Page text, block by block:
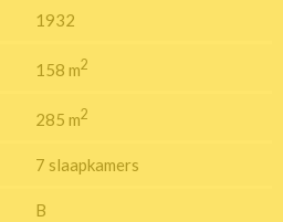
1932
158 m2
285 m2
7 slaapkamers
B